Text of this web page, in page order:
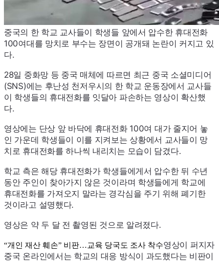
중국의 한 학교 교사들이 학생들 앞에서 압수한 휴대전화
100여대를 망치로 부수는 장면이 공개돼 논란이 커지고 있
다.
28일 중화망 등 중국 매체에 따르면 최근 중국 소셜미디어
(SNS)에는 후난성 천저우시의 한 학교 운동장에서 교사들
이 학생들의 휴대전화를 잇달아 파손하는 영상이 확산했
다.
영상에는 단상 앞 바닥에 휴대전화 100여 대가 줄지어 놓
인 가운데 학생들이 이를 지켜보는 상황에서 교사들이 망
치로 휴대전화를 하나씩 내리치는 모습이 담겼다.
학교 측은 해당 휴대전화가 학생들에게서 압수한 뒤 수년
동안 주인이 찾아가지 않은 것이라며 학생들에게 학교에
휴대전화를 가져오지 말라는 경각심을 주기 위해 폐기한
것이라고 설명했다.
영상은 약 두 달 전 촬영된 것으로 알려졌다.
“개인 재산 훼손” 비판…교육 당국도 조사 착수영상이 퍼지자
중국 온라인에서는 학교의 대응 방식이 과도했다는 비판이